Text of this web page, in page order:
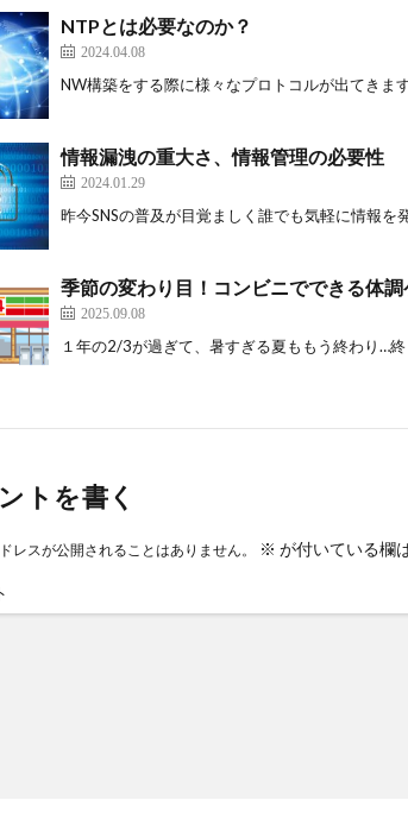
NTPとは必要なのか？
2024.04.08
NW構築をする際に様々なプロトコルが出てきま
情報漏洩の重大さ、情報管理の必要性
2024.01.29
昨今SNSの普及が目覚ましく誰でも気軽に情報を
季節の変わり目！コンビニでできる体調
2025.09.08
１年の2/3が過ぎて、暑すぎる夏ももう終わり…
トを書く
レスが公開されることはありません。 ※ が付いている欄